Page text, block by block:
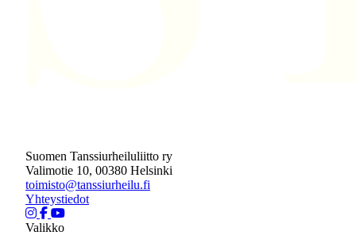
Suomen Tanssiurheiluliitto ry
Valimotie 10, 00380 Helsinki
toimisto@tanssiurheilu.fi
Yhteystiedot
Valikko